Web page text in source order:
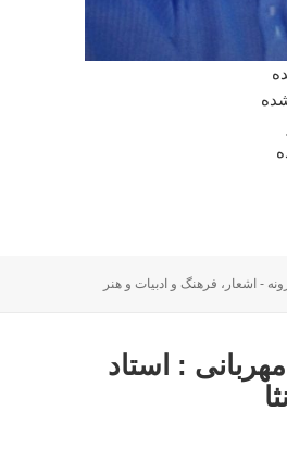
نذیر ظفر
- اشعار ، فرهنگ و ادبیات و هنر
: استاد